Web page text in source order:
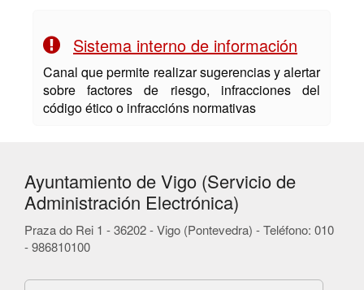
Sistema interno de información
Canal que permite realizar sugerencias y alertar
sobre factores de riesgo, infracciones del
código ético o infraccións normativas
Ayuntamiento de Vigo (Servicio de
Administración Electrónica)
Praza do Rei 1 - 36202 - Vigo (Pontevedra) - Teléfono: 010
- 986810100